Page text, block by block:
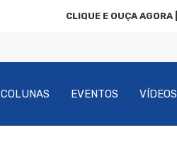
CLIQUE E OUÇA AGORA |
COLUNAS EVENTOS VÍDEOS